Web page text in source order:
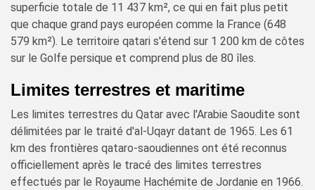
superficie totale de 11 437 km², ce qui en fait plus petit
que chaque grand pays européen comme la France (648
579 km²). Le territoire qatari s'étend sur 1 200 km de côtes
sur le Golfe persique et comprend plus de 80 îles.
Limites terrestres et maritime
Les limites terrestres du Qatar avec l'Arabie Saoudite sont
délimitées par le traité d'al-Uqayr datant de 1965. Les 61
km des frontières qataro-saoudiennes ont été reconnus
officiellement après le tracé des limites terrestres
effectués par le Royaume Hachémite de Jordanie en 1966.